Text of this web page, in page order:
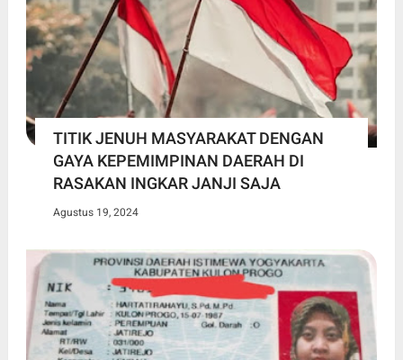
TITIK JENUH MASYARAKAT DENGAN
GAYA KEPEMIMPINAN DAERAH DI
RASAKAN INGKAR JANJI SAJA
Agustus 19, 2024